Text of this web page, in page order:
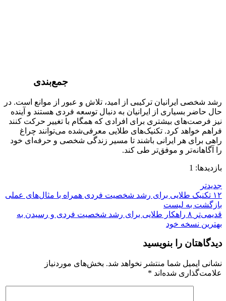
جمع‌بندی
رشد شخصی ایرانیان ترکیبی از امید، تلاش و عبور از موانع است. در
حال حاضر بسیاری از ایرانیان به دنبال توسعه فردی هستند و آینده
نیز فرصت‌های بیشتری برای افرادی که همگام با تغییر حرکت کنند
فراهم خواهد کرد. تکنیک‌های طلایی معرفی‌شده می‌توانند چراغ
راهی برای هر ایرانی باشند تا مسیر زندگی شخصی و حرفه‌ای خود
را آگاهانه‌تر و موفق‌تر طی کند.
بازدیدها: 1
جدیدتر
۱۲ تکنیک طلایی برای رشد شخصیت فردی همراه با مثال‌های عملی
بازگشت به لیست
قدیمی‌تر
۸ راهکار طلایی برای رشد شخصیت فردی و رسیدن به
بهترین نسخه خود
دیدگاهتان را بنویسید
نشانی ایمیل شما منتشر نخواهد شد. بخش‌های موردنیاز
علامت‌گذاری شده‌اند *